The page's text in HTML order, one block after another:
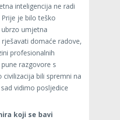
inteligencija ne radi
je bilo teško
umjetna
domaće radove,
profesionalnih
razgovore s
bili spremni na
vidimo posljedice
koji se bavi